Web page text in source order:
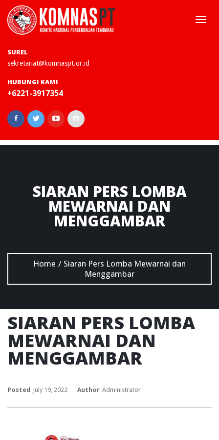
SUREL
sekretariat@komnaspt.or.id
HUBUNGI KAMI
+6221-3917354
SIARAN PERS LOMBA
MEWARNAI DAN
MENGGAMBAR
Home / Siaran Pers Lomba Mewarnai dan
Menggambar
SIARAN PERS LOMBA
MEWARNAI DAN
MENGGAMBAR
Posted July 19, 2022 Author Administrator